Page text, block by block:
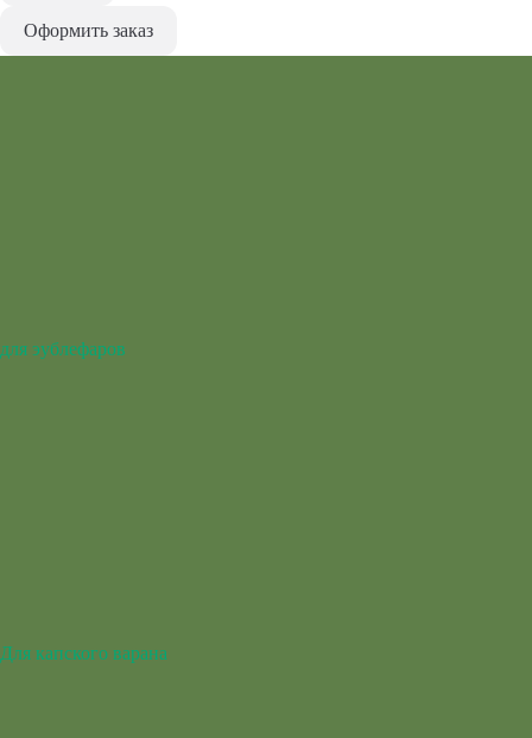
Оформить заказ
для эублефаров
Для капского варана